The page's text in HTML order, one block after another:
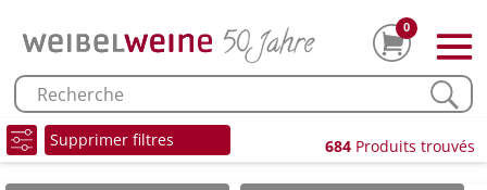
0
Supprimer filtres 684 Produits trouvés